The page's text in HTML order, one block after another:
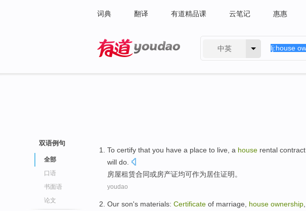
词典 翻译 有道精品课 云笔记 惠惠
中英
双语例句
全部
口语
书面语
论文
To certify that you have a place to live , a house rental contract
will do.
房屋租赁合同或房产证均可作为居住证明。
youdao
Our son's materials: Certificate of marriage house ownership